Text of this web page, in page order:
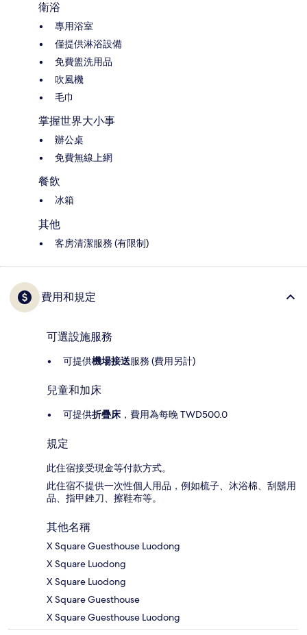
衛浴
專用浴室
僅提供淋浴設備
免費盥洗用品
吹風機
毛巾
掌握世界大小事
辦公桌
免費無線上網
餐飲
冰箱
其他
客房清潔服務 (有限制)
費用和規定
可選設施服務
可提供機場接送服務 (費用另計)
兒童和加床
可提供折疊床 ，費用為每晚 TWD500.0
規定
此住宿接受現金等付款方式。
此住宿不提供一次性個人用品，例如梳子、沐浴棉、刮鬍用
品、指甲銼刀、擦鞋布等。
其他名稱
X Square Guesthouse Luodong
X Square Luodong
X Square Luodong
X Square Guesthouse
X Square Guesthouse Luodong